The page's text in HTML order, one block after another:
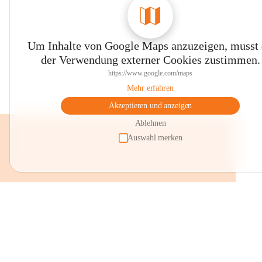
Um Inhalte von Google Maps anzuzeigen, musst
der Verwendung externer Cookies zustimmen.
https://www.google.com/maps
Mehr erfahren
Akzeptieren und anzeigen
Ablehnen
Auswahl merken